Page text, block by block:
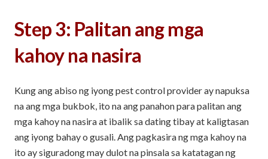
Step 3: Palitan ang mga
kahoy na nasira
Kung ang abiso ng iyong pest control provider ay napuksa
na ang mga bukbok, ito na ang panahon para palitan ang
mga kahoy na nasira at ibalik sa dating tibay at kaligtasan
ang iyong bahay o gusali. Ang pagkasira ng mga kahoy na
ito ay siguradong may dulot na pinsala sa katatagan ng